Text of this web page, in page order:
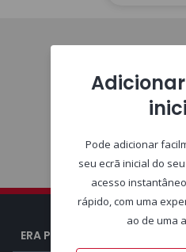
ERA Portugal
Pode adicionar
seu ecrã inicial do
acesso
rápido, com uma
ao de uma